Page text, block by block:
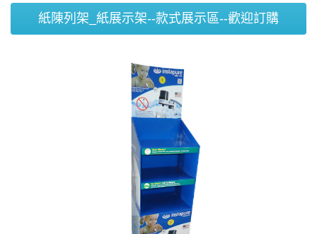
紙陳列架_紙展示架--款式展示區--歡迎訂購